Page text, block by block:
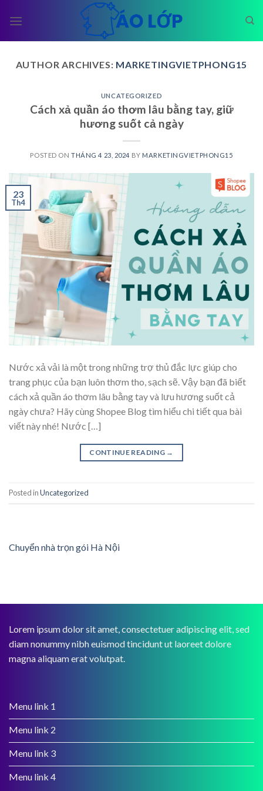
AUTHOR ARCHIVES: MARKETINGVIETPHONG15
UNCATEGORIZED
Cách xả quần áo thơm lâu bằng tay, giữ
hương suốt cả ngày
POSTED ONTHÁNG 4 23, 2024 BY MARKETINGVIETPHONG15
23
Th4
Nước xả vải là một trong những trợ thủ đắc lực giúp cho
trang phục của bạn luôn thơm tho, sạch sẽ. Vậy bạn đã biết
cách xả quần áo thơm lâu bằng tay và lưu hương suốt cả
ngày chưa? Hãy cùng Shopee Blog tìm hiểu chi tiết qua bài
viết này nhé! Nước […]
CONTINUE READING →
Posted inUncategorized
Chuyển nhà trọn gói Hà Nội
Lorem ipsum dolor sit amet, consectetuer adipiscing elit, sed
diam nonummy nibh euismod tincidunt ut laoreet dolore
magna aliquam erat volutpat.
Menu link 1
Menu link 2
Menu link 3
Menu link 4